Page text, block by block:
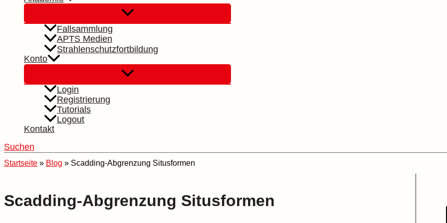
Fallsammlung
APTS Medien
Strahlenschutzfortbildung
Konto
Login
Registrierung
Tutorials
Logout
Kontakt
Suchen
Startseite » Blog » Scadding-Abgrenzung Situsformen
Scadding-Abgrenzung Situsformen